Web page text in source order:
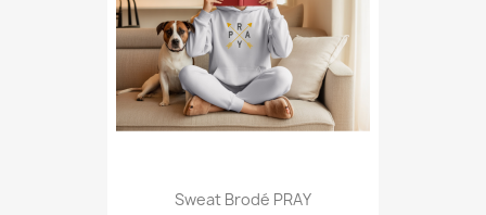
Sweat Brodé PRAY